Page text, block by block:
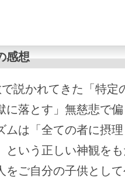
想
説かれてきた「特定
に落とす」無慈悲で
ムは「全ての者に摂
という正しい神観を
をご自分の子供とし